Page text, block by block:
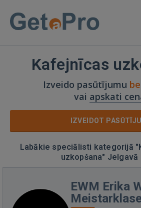
Kafejnīcas
Izveido pasūtījumu
vai apskati
IZVEIDOT
Labākie speciālisti kategorijā
uzkopšana" Jelgavā
EWM Erika